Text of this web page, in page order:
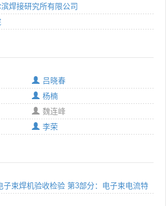
焊接研究所有限公司
吕晓春
杨楠
魏连峰
李荣
束焊机验收检验 第3部分：电子束电流特